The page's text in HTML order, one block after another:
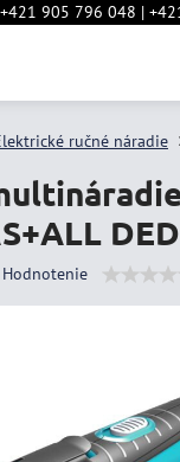
905 796 048 |
ručné náradie
Hodnotenie